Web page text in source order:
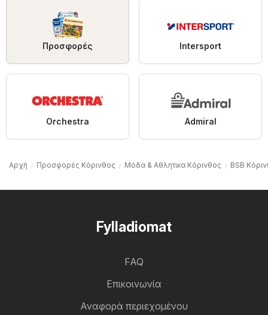
Προσφορές Intersport
Orchestra Admiral
Αρχή Προσφορές Κόρινθος Μόδα & Aθλητικα Κόρινθος BSB
Fylladiomat
FAQ
Επικοινωνία
Αναφορά περιεχομένου